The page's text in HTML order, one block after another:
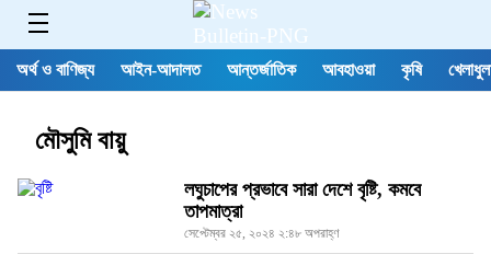
অর্থ ও বাণিজ্য আইন-আদালত আন্তর্জাতিক আবহাওয়া কৃষি
মৌসুমি বায়ু
লঘুচাপের প্রভাবে সারা দেশে বৃষ্টি, কমবে
তাপমাত্রা
সেপ্টেম্বর ২৫, ২০২৪ ২:৪৮ অপরাহ্ণ